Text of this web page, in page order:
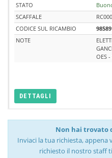
STATO
SCAFFALE
CODICE SUL RICAMBIO
NOTE
OES
DETTAGLI
Non hai trovato
Inviaci la tua richiesta, appena
richiesto il nostro staff